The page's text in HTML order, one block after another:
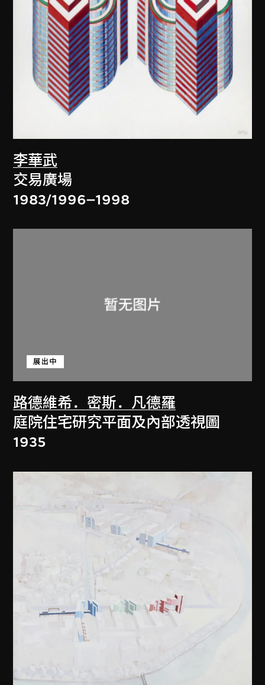
李華武
交易廣場
1983/1996–1998
路德維希．密斯．凡德羅
展出中
庭院住宅研究平面及內部透視圖
1935